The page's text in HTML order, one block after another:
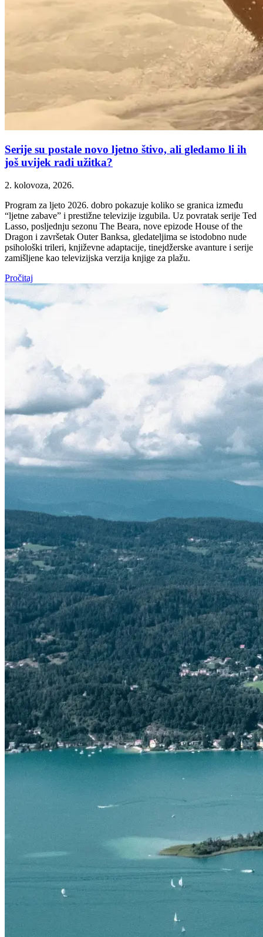
Serije su postale novo ljetno štivo, ali gledamo li ih
još uvijek radi užitka?
2. kolovoza, 2026.
Program za ljeto 2026. dobro pokazuje koliko se granica između
“ljetne zabave” i prestižne televizije izgubila. Uz povratak serije Ted
Lasso, posljednju sezonu The Beara, nove epizode House of the
Dragon i završetak Outer Banksa, gledateljima se istodobno nude
psihološki trileri, književne adaptacije, tinejdžerske avanture i serije
zamišljene kao televizijska verzija knjige za plažu.
Pročitaj